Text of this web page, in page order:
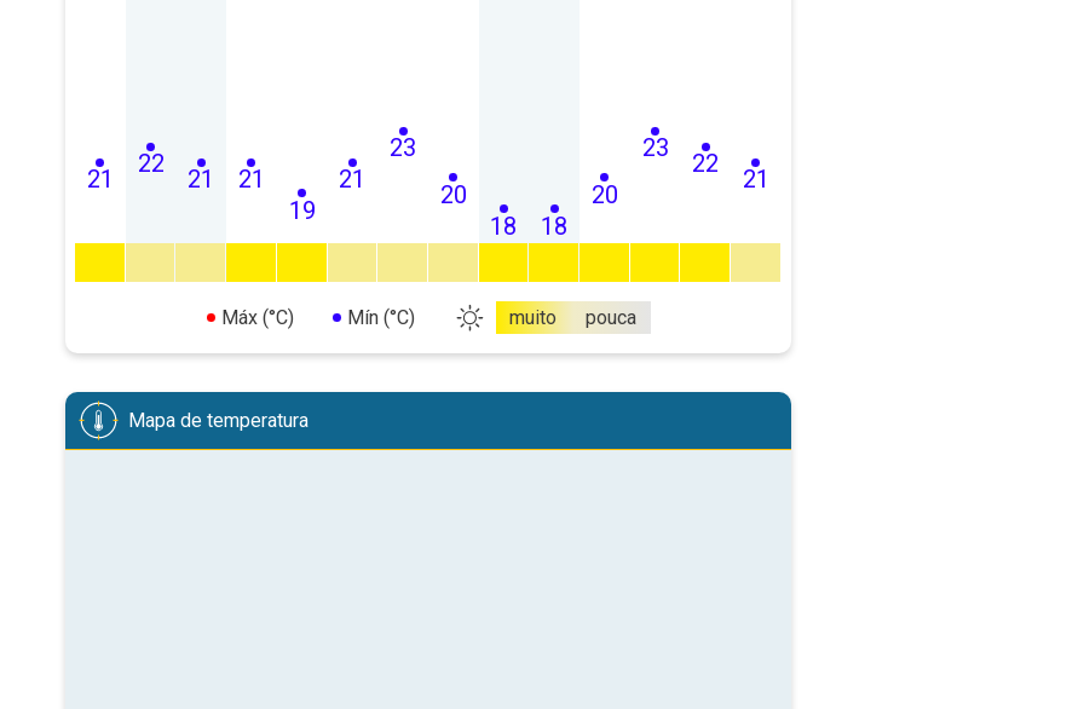
21
22
21 21
19
21
23
20
18 18
20
23
22
21
Máx (°C) Mín (°C) muito pouca
Mapa de temperatura